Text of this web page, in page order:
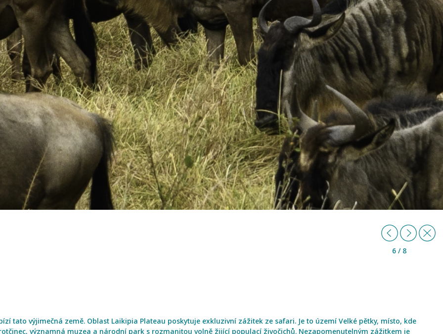
tato výjimečná země. Oblast Laikipia Plateau poskytuje exkluzivní zážitek ze safari. Je to území Velké pětky, místo, kde
významná muzea a národní park s rozmanitou volně žijící populací živočichů. Nezapomenutelným zážitkem je
Předchozí
Další
6 / 8